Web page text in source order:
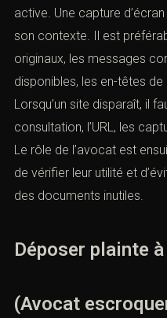
active. Une capture
son contexte. Il est
originaux, les messages
disponibles, les en-têtes
Lorsqu’un site disparaît, il
consultation, l’URL, les
Le rôle de l’avocat est
de vérifier leur utilité et
des documents inutiles.
Déposer plainte
(Avocat
rendez-vous
nous